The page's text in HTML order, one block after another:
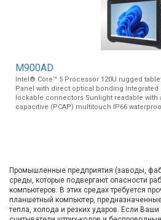
M900AD
Intel® Core™ 5 Processor 120U rugged tablet
Panel with direct optical bonding Integrated
lockable connectors Sunlight readable
capacitive (PCAP) multitouch IP66
Промышленные предприятия (заводы,
среды, которые подвергают опасности
компьютеров. В этих средах требуется
планшетный компьютер,
тепла, холода и резких ударов. Если